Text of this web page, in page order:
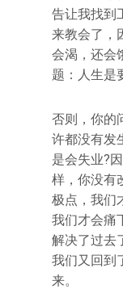
告让我找到
来教会了，
会渴，还会
题：人生是
否则，你的
许都没有发
是会失业?
样，你没有
极点，我们
我们才会痛
解决了过去
我们又回到
来。